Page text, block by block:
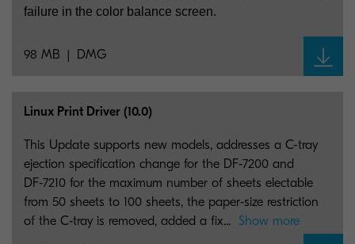
98 MB DMG
failure in the color balance screen.
Linux Print Driver (10.0)
This Update supports new models, addresses a C-tray
ejection specification change for the DF‑7200 and
DF‑7210 for the maximum number of sheets electable
from 50 sheets to 100 sheets, the paper‑size restriction
of the C‑tray is removed, added a fix... Show more